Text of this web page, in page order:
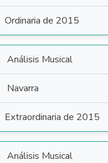
Ordinaria de 2015
Análisis Musical
Navarra
Extraordinaria de 2015
Análisis Musical